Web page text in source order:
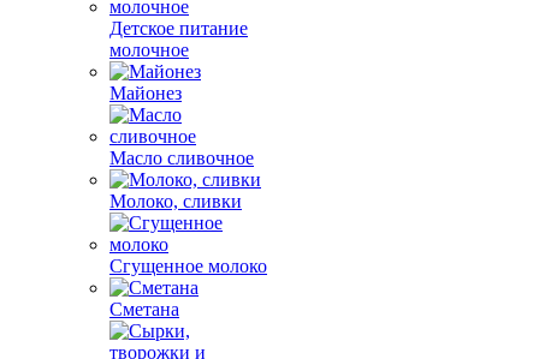
Детское питание
молочное
Майонез
Масло сливочное
Молоко, сливки
Сгущенное молоко
Сметана